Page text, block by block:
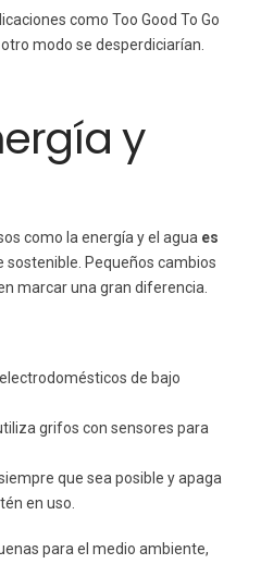
como Too Good To Go
modo se desperdiciarían.
y
como la energía y el aguaes
sostenible. Pequeños cambios
marcar una gran diferencia.
de bajo
grifos con sensores para
que sea posible y apaga
en uso.
para el medio ambiente,